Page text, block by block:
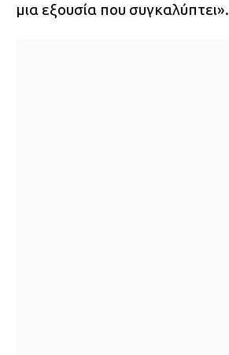
μια εξουσία που συγκαλύπτει».